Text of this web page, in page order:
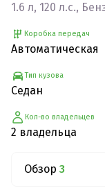
1.6 л, 120 л.с.,
Коробка передач
Автоматическая
Тип кузова
Седан
Кол-во владельцев
2 владельца
Обзор 3